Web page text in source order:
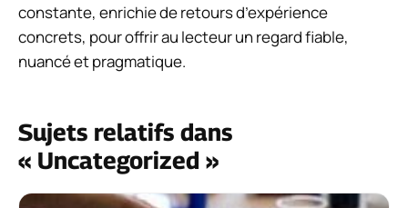
constante, enrichie de retours d’expérience
concrets, pour offrir au lecteur un regard fiable,
nuancé et pragmatique.
Sujets relatifs dans
« Uncategorized »